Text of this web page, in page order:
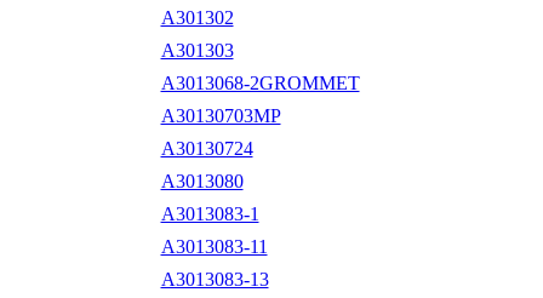
A301302
A301303
A3013068-2GROMMET
A30130703MP
A30130724
A3013080
A3013083-1
A3013083-11
A3013083-13